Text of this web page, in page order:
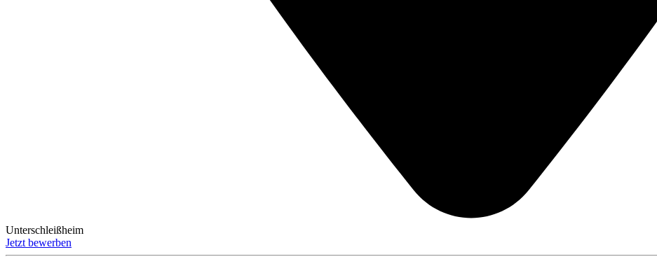
Unterschleißheim
Jetzt bewerben